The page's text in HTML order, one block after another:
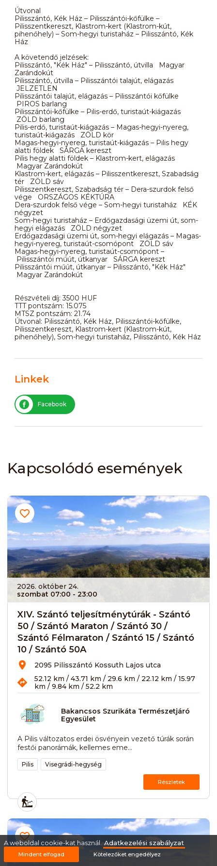
Útvonal
Pilisszántó, Kék Ház – Pilisszántói-kőfülke –
Pilisszentkereszt, Klastrom-kert (Klastrom-kút,
pihenőhely) – Som-hegyi turistaház – Pilisszántó, Kék
Ház
A követendő jelzések:
Pilisszántó, "Kék Ház" – Pilisszántó, útvilla Magyar
Zarándokút
Pilisszántó, útvilla – Pilisszántói talajút, elágazás
JELZETLEN
Pilisszántói talajút, elágazás – Pilisszántói kőfülke
PIROS barlang
Pilisszántói-kőfülke – Pilis-erdő, turistaút-kiágazás
ZÖLD barlang
Pilis-erdő, turistaút-kiágazás – Magas-hegyi-nyereg,
turistaút-kiágazás ZÖLD kör
Magas-hegyi-nyereg, turistaút-kiágazás – Pilis hegy
alatti földek SÁRGA kereszt
Pilis hegy alatti földek – Klastrom-kert, elágazás
Magyar Zarándokút
Klastrom-kert, elágazás – Pilisszentkereszt, Szabadság
tér ZÖLD sáv
Pilisszentkereszt, Szabadság tér – Dera-szurdok felső
vége ORSZÁGOS KÉKTÚRA
Dera-szurdok felső vége – Som-hegyi turistaház KÉK
négyzet
Som-hegyi turistaház – Erdőgazdasági üzemi út, som-
hegyi elágazás ZÖLD négyzet
Erdőgazdasági üzemi út, som-hegyi elágazás – Magas-
hegyi-nyereg, turistaút-csomópont ZÖLD sáv
Magas-hegyi-nyereg, turistaút-csomópont –
Pilisszántói műút, útkanyar SÁRGA kereszt
Pilisszántói műút, útkanyar – Pilisszántó, "Kék Ház"
Magyar Zarándokút
Részvételi díj: 3500 HUF
TTT pontszám: 15.075
MTSZ pontszám: 21.74
Útvonal: Pilisszántó, Kék Ház, Pilisszántói-kőfülke,
Pilisszentkereszt, Klastrom-kert (Klastrom-kút,
pihenőhely), Som-hegyi turistaház, Pilisszántó, Kék Ház
Linkek
Facebook
Kapcsolódó események
2026. október 24.
szombat 07:00 - 23:00
XIV. Szántó teljesítménytúrák - Szántó
50 / Szántó Maraton / Szántó 30 /
Szántó Félmaraton / Szántó 15 / Szántó
10 / Szántó 50A
2095 Pilisszántó Kossuth Lajos utca
52.12 km / 43.71 km / 29.6 km / 22.12 km / 15.97
km / 9.84 km / 52.2 km
Bakancsos Szurikáta Természetjáró
Egyesület
A Pilis változatos erdei ösvényein vezető túrák során
festői panorámák, kellemes eme...
Pilis Visegrádi-hegység
Részletek
A weboldal cookie-kat használ.Adatkezelési szabályzat
Mindent elfogad Kötelezőket engedélyez